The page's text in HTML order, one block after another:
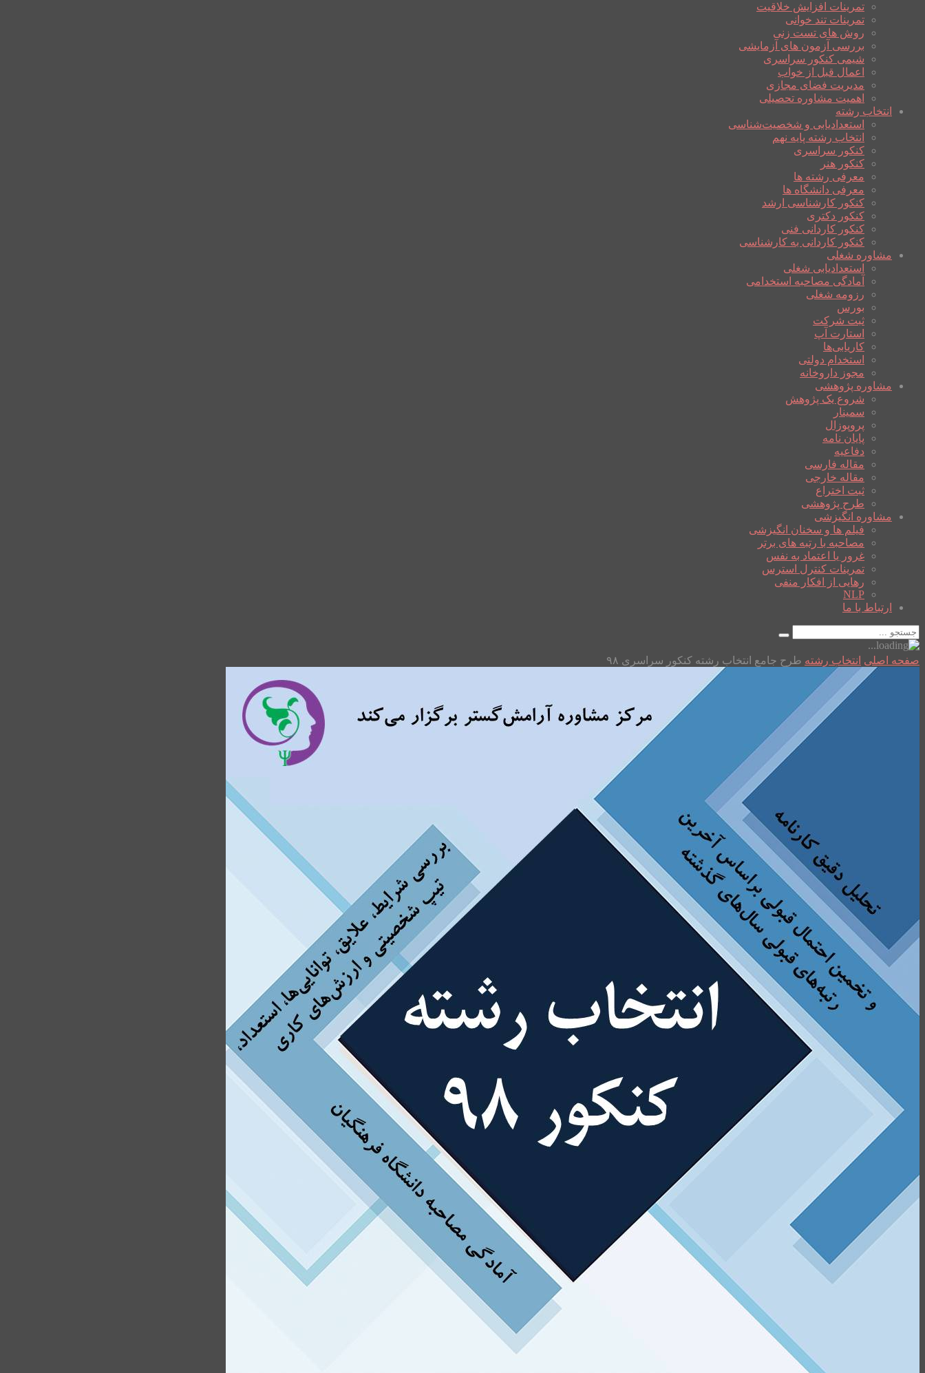
تمرینات افزایش خلاقیت
تمرینات تند خوانی
روش های تست زنی
بررسی آزمون های آزمایشی
شیمی کنکور سراسری
اعمال قبل از خواب
مدیریت فضای مجازی
اهمیت مشاوره تحصیلی
انتخاب رشته
استعدادیابی و شخصیت‌شناسی
انتخاب رشته پایه نهم
کنکور سراسری
کنکور هنر
معرفی رشته ها
معرفی دانشگاه ها
کنکور کارشناسی ارشد
کنکور دکتری
کنکور کاردانی فنی
کنکور کاردانی به کارشناسی
مشاوره شغلی
استعدادیابی شغلی
آمادگی مصاحبه استخدامی
رزومه شغلی
بورس
ثبت شرکت
استارت آپ
کاریابی‌ها
استخدام دولتی
مجوز داروخانه
مشاوره پژوهشی
شروع یک پژوهش
سمینار
پروپوزال
پایان نامه
دفاعیه
مقاله فارسی
مقاله خارجی
ثبت اختراع
طرح پژوهشی
مشاوره انگیزشی
فیلم ها و سخنان انگیزشی
مصاحبه با رتبه های برتر
غرور یا اعتماد به نفس
تمرینات کنترل استرس
رهایی از افکار منفی
NLP
ارتباط با ما
صفحه اصلی انتخاب رشته طرح جامع انتخاب رشته کنکور سراسری ۹۸